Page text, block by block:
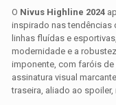
O Nivus Highline 2024
inspirado nas tendências
linhas fluídas e
modernidade e a
imponente, com faróis de
assinatura visual
traseira, aliado ao